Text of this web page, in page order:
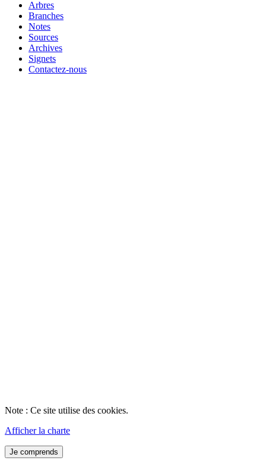
Arbres
Branches
Notes
Sources
Archives
Signets
Contactez-nous
Note : Ce site utilise des cookies.
Afficher la charte
Je comprends